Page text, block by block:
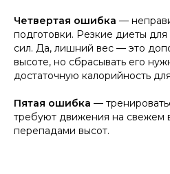
Четвертая ошибка —
подготовки. Резкие диеты
сил. Да, лишний вес — это
высоте, но сбрасывать его
достаточную калорийность
Пятая ошибка —
требуют движения на свежем
перепадами высот.